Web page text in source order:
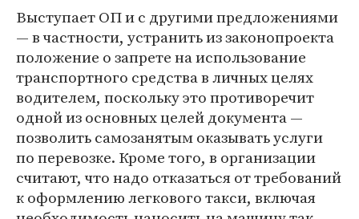
Выступает ОП и с другими предложениями
— в частности, устранить из законопроекта
положение о запрете на использование
транспортного средства в личных целях
водителем, поскольку это противоречит
одной из основных целей документа —
позволить самозанятым оказывать услуги
по перевозке. Кроме того, в организации
считают, что надо отказаться от требований
к оформлению легкового такси, включая